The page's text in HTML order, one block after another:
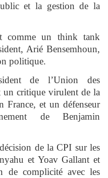
et la gestion de la
comme un think tank
Arié Bensemhoun,
politique.
de l’Union des
un critique virulent de la
France, et un défenseur
de Benjamin
de la CPI sur les
et Yoav Gallant et
de complicité avec les